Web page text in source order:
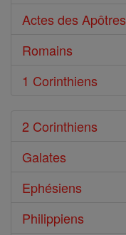
Actes des Apôtres
Romains
1 Corinthiens
2 Corinthiens
Galates
Ephésiens
Philippiens